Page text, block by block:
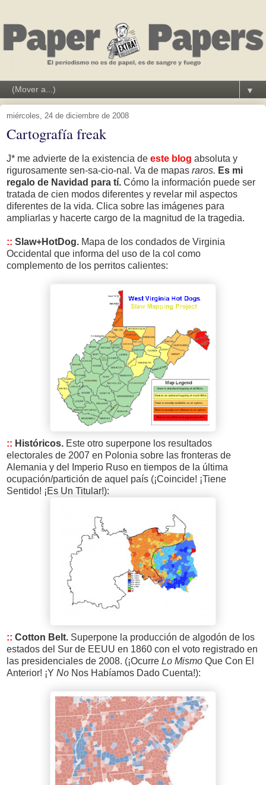
▼
miércoles, 24 de diciembre de 2008
Cartografía freak
J* me advierte de la existencia de este blog absoluta y
rigurosamente sen-sa-cio-nal. Va de mapas raros. Es mi
regalo de Navidad para tí. Cómo la información puede ser
tratada de cien modos diferentes y revelar mil aspectos
diferentes de la vida. Clica sobre las imágenes para
ampliarlas y hacerte cargo de la magnitud de la tragedia.
:: Slaw+HotDog. Mapa de los condados de Virginia
Occidental que informa del uso de la col como
complemento de los perritos calientes:
:: Históricos. Este otro superpone los resultados
electorales de 2007 en Polonia sobre las fronteras de
Alemania y del Imperio Ruso en tiempos de la última
ocupación/partición de aquel país (¡Coincide! ¡Tiene
Sentido! ¡Es Un Titular!):
:: Cotton Belt. Superpone la producción de algodón de los
estados del Sur de EEUU en 1860 con el voto registrado en
las presidenciales de 2008. (¡Ocurre Lo Mismo Que Con El
Anterior! ¡Y No Nos Habíamos Dado Cuenta!):